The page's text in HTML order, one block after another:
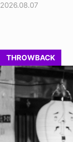
2026.08.07
THROWBACK